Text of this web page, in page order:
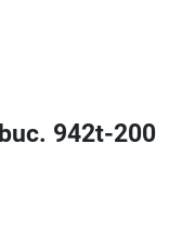
942t-200